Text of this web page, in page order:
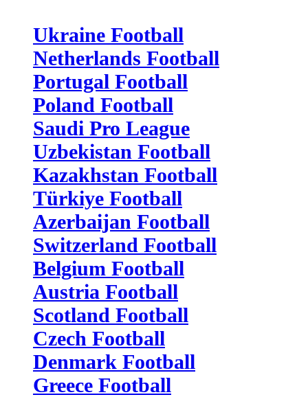
Ukraine Football
Netherlands Football
Portugal Football
Poland Football
Saudi Pro League
Uzbekistan Football
Kazakhstan Football
Türkiye Football
Azerbaijan Football
Switzerland Football
Belgium Football
Austria Football
Scotland Football
Czech Football
Denmark Football
Greece Football